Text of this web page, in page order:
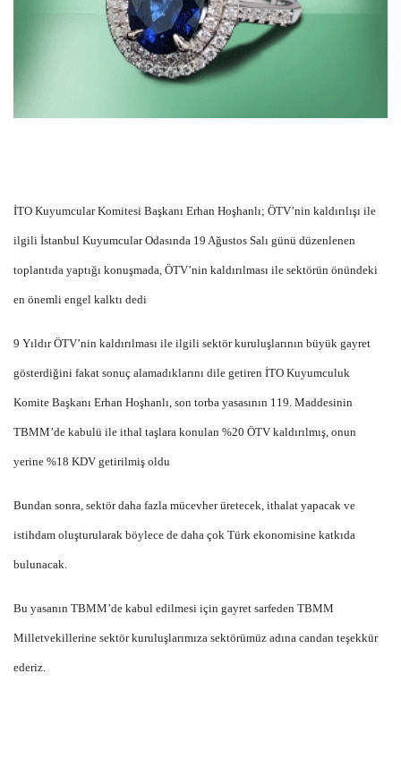
İTO Kuyumcular Komitesi Başkanı Erhan Hoşhanlı; ÖTV’nin kaldırılışı ile
ilgili İstanbul Kuyumcular Odasında 19 Ağustos Salı günü düzenlenen
toplantıda yaptığı konuşmada, ÖTV’nin kaldırılması ile sektörün önündeki
en önemli engel kalktı dedi
9 Yıldır ÖTV’nin kaldırılması ile ilgili sektör kuruluşlarının büyük gayret
gösterdiğini fakat sonuç alamadıklarını dile getiren İTO Kuyumculuk
Komite Başkanı Erhan Hoşhanlı, son torba yasasının 119. Maddesinin
TBMM’de kabulü ile ithal taşlara konulan %20 ÖTV kaldırılmış, onun
yerine %18 KDV getirilmiş oldu
Bundan sonra, sektör daha fazla mücevher üretecek, ithalat yapacak ve
istihdam oluşturularak böylece de daha çok Türk ekonomisine katkıda
bulunacak.
Bu yasanın TBMM’de kabul edilmesi için gayret sarfeden TBMM
Milletvekillerine sektör kuruluşlarımıza sektörümüz adına candan teşekkür
ederiz.